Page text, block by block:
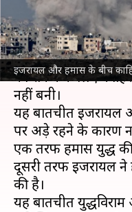
इजरायल और हमास के बीच
क्या है खबर?
इजरायलऔरहमासके
को रोकने के लिए
नहीं बनी।
यह बातचीत इजरायल
पर अड़े रहने के कारण
एक तरफ हमास युद्ध की
दूसरी तरफ इजरायल ने
की है।
यह बातचीत